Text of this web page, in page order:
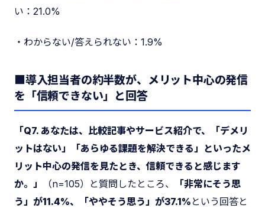
い：21.0%
・わからない/答えられない：1.9%
■導入担当者の約半数が、メリット中心の発信
を「信頼できない」と回答
「Q7. あなたは、比較記事やサービス紹介で、「デメリ
ットはない」「あらゆる課題を解決できる」といったメ
リット中心の発信を見たとき、信頼できると感じます
か。」
（n=105）と質問したところ、
「非常にそう思
う」が11.4%、「ややそう思う」が37.1% という回答と